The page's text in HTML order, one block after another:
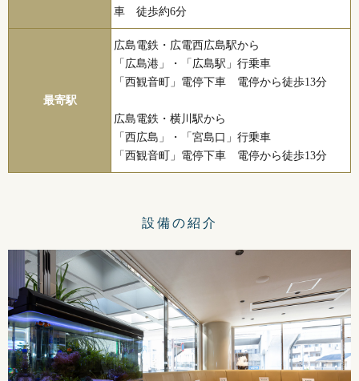
車 徒歩約6分
最寄駅
広島電鉄・広電西広島駅から
「広島港」・「広島駅」行乗車
「西観音町」電停下車 電停から徒歩13分
広島電鉄・横川駅から
「西広島」・「宮島口」行乗車
「西観音町」電停下車 電停から徒歩13分
設備の紹介